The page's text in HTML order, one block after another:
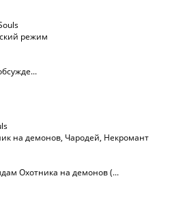
режим
на демонов, Чародей, Некромант
Охотника на демонов (...